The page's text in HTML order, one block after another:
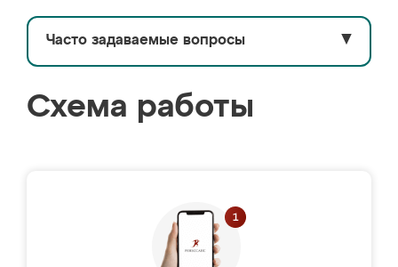
Часто задаваемые вопросы ▼
Схема работы